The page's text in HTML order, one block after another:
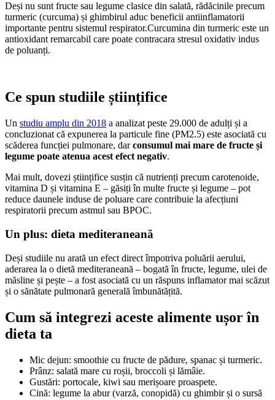
Deși nu sunt fructe sau legume clasice din salată, rădăcinile precum
turmeric (curcuma) și ghimbirul aduc beneficii antiinflamatorii
importante pentru sistemul respirator.Curcumina din turmeric este un
antioxidant remarcabil care poate contracara stresul oxidativ indus
de poluanți.
Ce spun studiile științifice
Un studiu amplu din 2018 a analizat peste 29.000 de adulți și a
concluzionat că expunerea la particule fine (PM2.5) este asociată cu
scăderea funcției pulmonare, darconsumul mai mare de fructe și
legume poate atenua acest efect negativ.
Mai mult, dovezi științifice susțin că nutrienți precum carotenoide,
vitamina D și vitamina E – găsiți în multe fructe și legume – pot
reduce daunele induse de poluare care contribuie la afecțiuni
respiratorii precum astmul sau BPOC.
Un plus: dieta mediteraneană
Deși studiile nu arată un efect direct împotriva poluării aerului,
aderarea la o dietă mediteraneană – bogată în fructe, legume, ulei de
măsline și pește – a fost asociată cu un răspuns inflamator mai scăzut
și o sănătate pulmonară generală îmbunătățită.
Cum să integrezi aceste alimente ușor în
dieta ta
Mic dejun: smoothie cu fructe de pădure, spanac și turmeric.
Prânz: salată mare cu roșii, broccoli și lămâie.
Gustări: portocale, kiwi sau merișoare proaspete.
Cină: legume la abur (varză, conopidă) cu ghimbir și o sursă